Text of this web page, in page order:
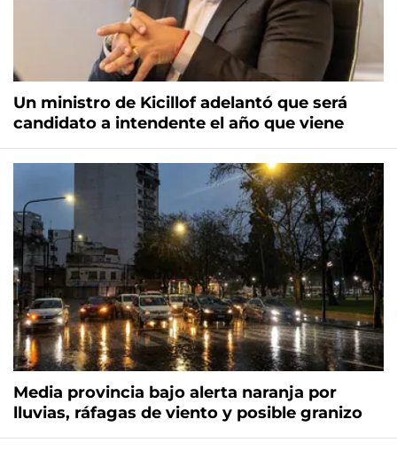
Un ministro de Kicillof adelantó que será
candidato a intendente el año que viene
Media provincia bajo alerta naranja por
lluvias, ráfagas de viento y posible granizo